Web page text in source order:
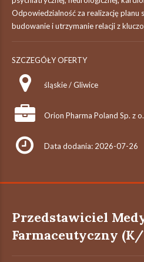
Odpowiedzialność za realizację planu
budowanie i utrzymanie relacji z
SZCZEGÓŁY OFERTY
śląskie / Gliwice
Orion Pharma Poland Sp. z
Data dodania: 2026-07-26
Przedstawiciel
Farmaceutyczny